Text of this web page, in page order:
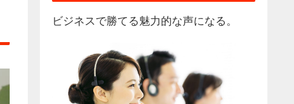
ビジネスで勝てる魅力的な声になる。